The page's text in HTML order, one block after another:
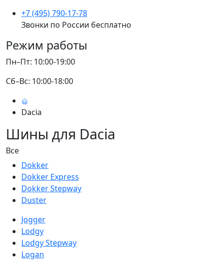
+7 (495) 790-17-78
Звонки по России бесплатно
Режим работы
Пн–Пт: 10:00-19:00
Сб–Вс: 10:00-18:00
Dacia
Шины для Dacia
Все
Dokker
Dokker Express
Dokker Stepway
Duster
Jogger
Lodgy
Lodgy Stepway
Logan